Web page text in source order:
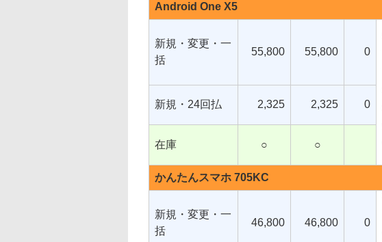
Android One X5
新規・変更・一
括
55,800 55,800 0
新規・24回払 2,325 2,325 0
在庫 ○ ○
かんたんスマホ 705KC
新規・変更・一
括
46,800 46,800 0